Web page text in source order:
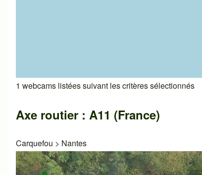
1 webcams listées suivant les critères sélectionnés
Axe routier : A11 (France)
Carquefou > Nantes